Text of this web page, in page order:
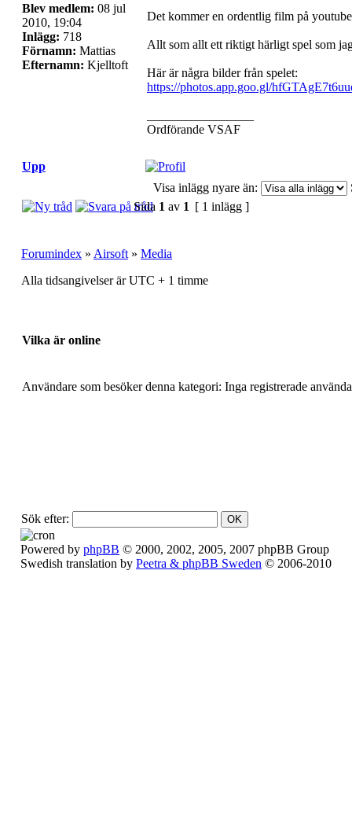
Blev medlem: 08 jul
2010, 19:04
Inlägg: 718
Förnamn: Mattias
Efternamn: Kjelltoft
Det kommer en ordentlig film på
Allt som allt ett riktigt härligt spel som
Här är några bilder från spelet:
https://photos.app.goo.gl/
Ordförande VSAF
Upp
Visa inlägg nyare än:
Sida 1 av 1 [ 1 inlägg ]
Forumindex » Airsoft » Media
Alla tidsangivelser är UTC + 1 timme
Vilka är online
Användare som besöker denna kategori: Inga registrerade
Sök efter:
Powered by phpBB © 2000, 2002, 2005, 2007 phpBB Group
Swedish translation by Peetra & phpBB Sweden © 2006-2010